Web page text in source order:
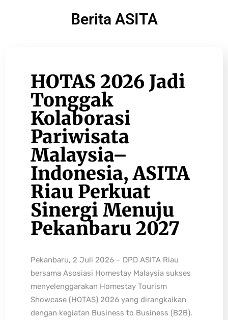
Berita ASITA
HOTAS 2026 Jadi
Tonggak
Kolaborasi
Pariwisata
Malaysia–
Indonesia, ASITA
Riau Perkuat
Sinergi Menuju
Pekanbaru 2027
Pekanbaru, 2 Juli 2026 – DPD ASITA Riau
bersama Asosiasi Homestay Malaysia sukses
menyelenggarakan Homestay Tourism
Showcase (HOTAS) 2026 yang dirangkaikan
dengan kegiatan Business to Business (B2B),